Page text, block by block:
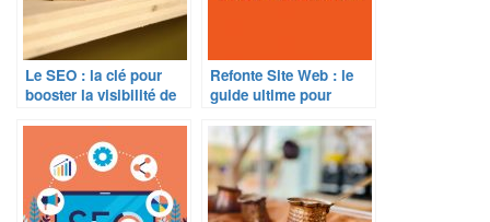
Le SEO : la clé pour
booster la visibilité de
Refonte Site Web : le
guide ultime pour